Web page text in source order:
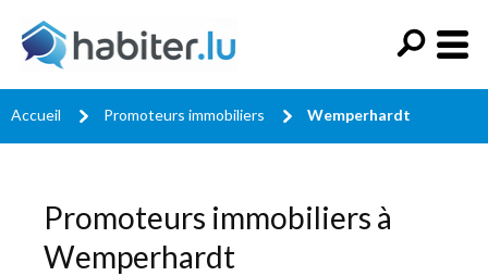
Accueil Promoteurs immobiliers Wemperhardt
Promoteurs immobiliers à
Wemperhardt